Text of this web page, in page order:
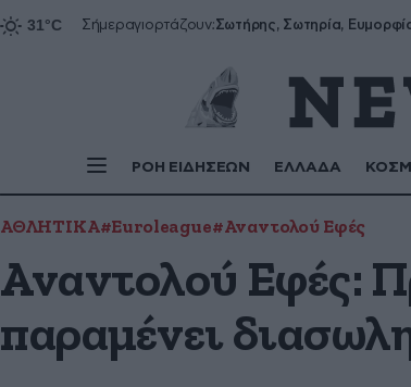
Σήμεραγιορτάζουν:
ΡΟΗ ΕΙΔΗΣΕΩΝ ΕΛΛΑΔΑ
ΑΘΛΗΤΙΚΑ#Euroleague#Αναντολού Εφές
Αναντολού Εφές:
παραμένει